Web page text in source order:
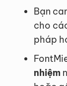
Bạn
cho
pháp
nhiệm